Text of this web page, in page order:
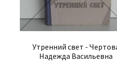
Утренний свет -
Надежда Васильевна